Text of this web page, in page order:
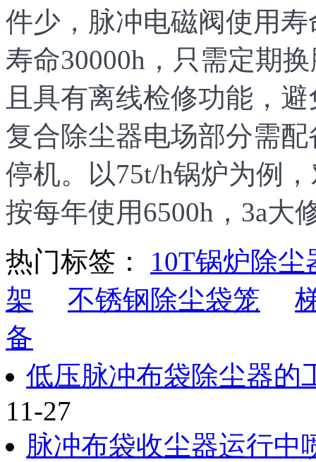
件少，脉冲电磁阀使用
寿命30000h，只需定期
且具有离线检修功能，
复合除尘器电场部分需
停机。以75t/h锅炉为例
按每年使用6500h，3a大
热门标签： 10T锅炉除尘
架
不锈钢除尘袋笼
备
低压脉冲布袋除尘器的
11-27
脉冲布袋收尘器运行中